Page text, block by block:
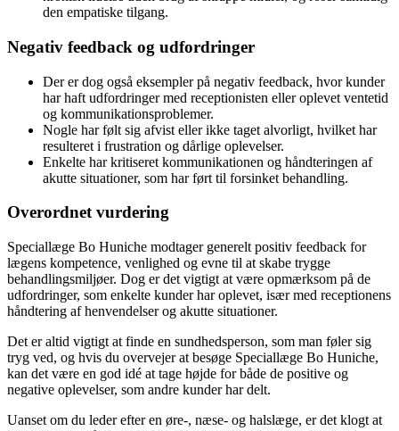
den empatiske tilgang.
Negativ feedback og udfordringer
Der er dog også eksempler på negativ feedback, hvor kunder
har haft udfordringer med receptionisten eller oplevet ventetid
og kommunikationsproblemer.
Nogle har følt sig afvist eller ikke taget alvorligt, hvilket har
resulteret i frustration og dårlige oplevelser.
Enkelte har kritiseret kommunikationen og håndteringen af
akutte situationer, som har ført til forsinket behandling.
Overordnet vurdering
Speciallæge Bo Huniche modtager generelt positiv feedback for
lægens kompetence, venlighed og evne til at skabe trygge
behandlingsmiljøer. Dog er det vigtigt at være opmærksom på de
udfordringer, som enkelte kunder har oplevet, især med receptionens
håndtering af henvendelser og akutte situationer.
Det er altid vigtigt at finde en sundhedsperson, som man føler sig
tryg ved, og hvis du overvejer at besøge Speciallæge Bo Huniche,
kan det være en god idé at tage højde for både de positive og
negative oplevelser, som andre kunder har delt.
Uanset om du leder efter en øre-, næse- og halslæge, er det klogt at